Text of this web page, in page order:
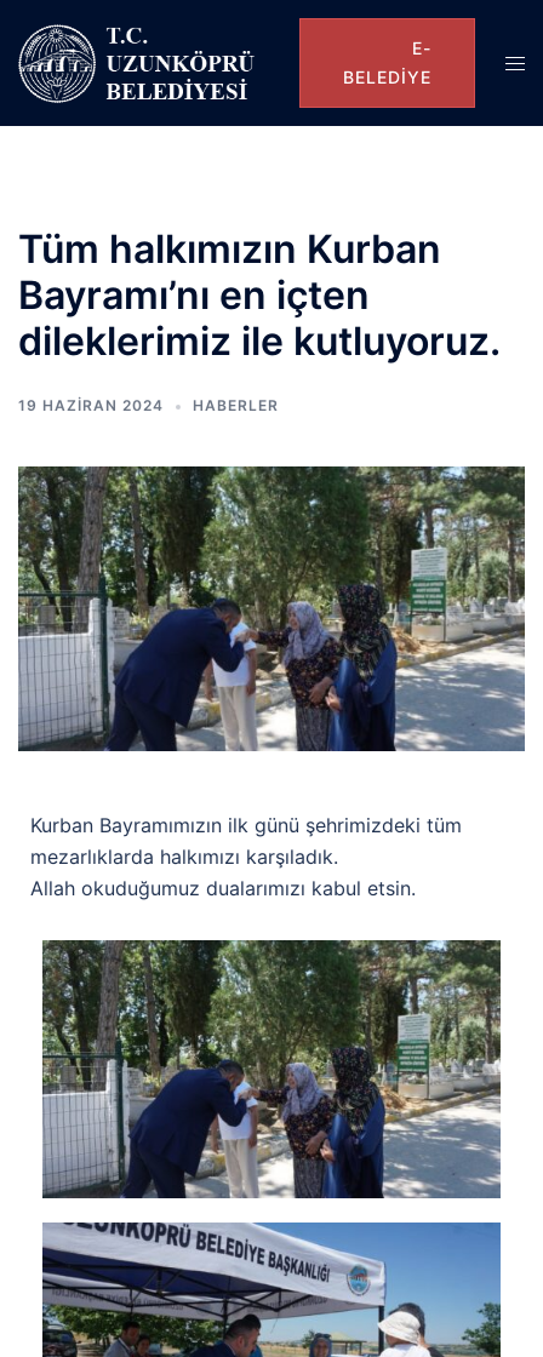
E-
BELEDIYE
Tüm halkımızın Kurban
Bayramı’nı en içten
dileklerimiz ile kutluyoruz.
19 HAZIRAN 2024 HABERLER
Kurban Bayramımızın ilk günü şehrimizdeki tüm
mezarlıklarda halkımızı karşıladık.
Allah okuduğumuz dualarımızı kabul etsin.